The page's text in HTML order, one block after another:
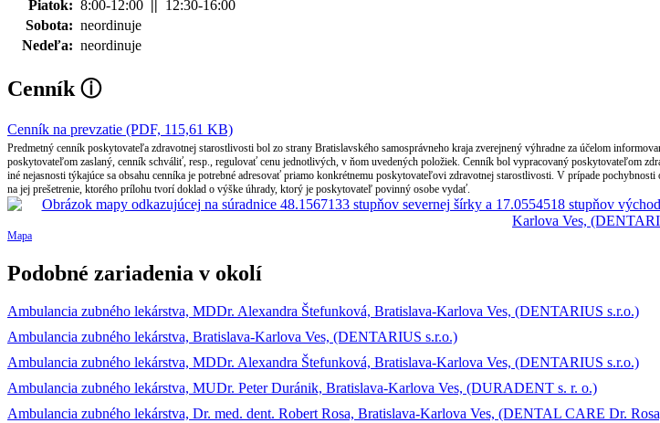
Piatok: 8:00-12:00
12:30-16:00
Sobota: neordinuje
Nedeľa: neordinuje
Cenník ⓘ
Cenník na prevzatie (PDF, 115,61 KB)
Predmetný cenník poskytovateľa zdravotnej starostlivosti bol zo strany Bratislavského samosprávneho kraja zverejnený výhradne za účelom
poskytovateľom zaslaný, cenník schváliť, resp., regulovať cenu jednotlivých, v ňom uvedených položiek. Cenník bol vypracovaný poskytovateľom
iné nejasnosti týkajúce sa obsahu cenníka je potrebné adresovať priamo konkrétnemu poskytovateľovi zdravotnej starostlivosti. V prípade
na jej prešetrenie, ktorého prílohu tvorí doklad o výške úhrady, ktorý je poskytovateľ povinný osobe vydať.
Mapa
Podobné zariadenia v okolí
Ambulancia zubného lekárstva, MDDr. Alexandra Štefunková, Bratislava-Karlova Ves, (DENTARIUS s.r.o.)
Ambulancia zubného lekárstva, Bratislava-Karlova Ves, (DENTARIUS s.r.o.)
Ambulancia zubného lekárstva, MDDr. Alexandra Štefunková, Bratislava-Karlova Ves, (DENTARIUS s.r.o.)
Ambulancia zubného lekárstva, MUDr. Peter Duránik, Bratislava-Karlova Ves, (DURADENT s. r. o.)
Ambulancia zubného lekárstva, Dr. med. dent. Robert Rosa, Bratislava-Karlova Ves, (DENTAL CARE Dr.